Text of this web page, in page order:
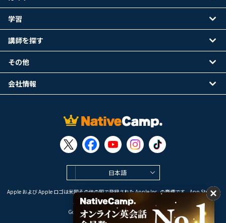
日本語
Apple および Apple ロゴは米国その他の国で登録された Apple Inc. の商標です。App Store は
Apple Inc. のサービスマークです。
Google Play は Google LLC の商標です。
学習
講師を探す
その他
会社情報